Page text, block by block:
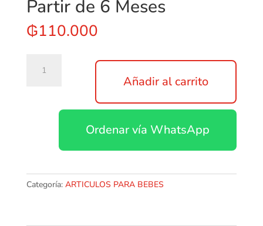
Partir de 6 Meses
₲110.000
Starts
en
Cupcake
Añadir al carrito
Ordenar vía WhatsApp
Categoría: ARTICULOS PARA BEBES